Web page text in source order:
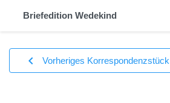
Briefedition Wedekind
chevron_left Vorheriges Korrespondenzstück